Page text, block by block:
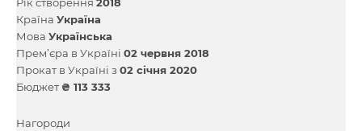
Країна Україна
Мова Українська
Прем’єра в Україні 02 червня 2018
Прокат в Україні з 02 січня 2020
Бюджет ₴ 113 333
Нагороди